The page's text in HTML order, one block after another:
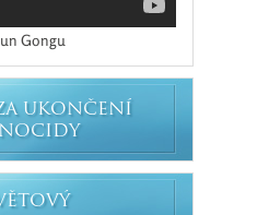
Gongu
UKONČENÍ